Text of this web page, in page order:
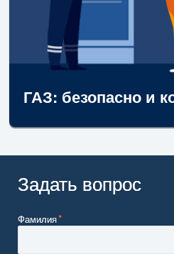
ГАЗ: безопасно и